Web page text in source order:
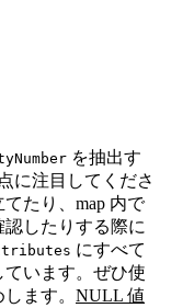
を抽出す
に注目してくださ
たり、map 内で
したりする際に
にすべて
います。ぜひ使
ます。 NULL 値